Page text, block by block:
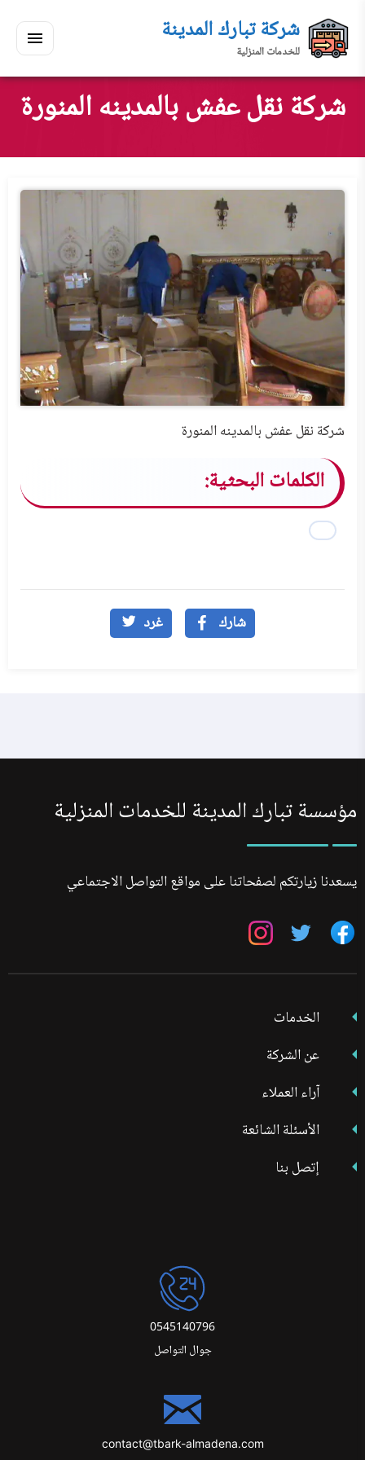
إلى
المحتوى
القائمة
شركة تبارك المدينة
للخدمات المنزلية
ابحث
في
مسكنك
ابحث
شركة نقل عفش بالمدينه المنورة
شركة نقل عفش بالمدينه المنورة
الكلمات البحثية:
شارك غرد
مؤسسة تبارك المدينة للخدمات المنزلية
يسعدنا زيارتكم لصفحاتنا على مواقع التواصل الاجتماعي
تابعنا
فيسبوك
تابعنا
على
تويتر
تابعنا
انستجرام
الخدمات
عن الشركة
آراء العملاء
الأسئلة الشائعة
إتصل بنا
0545140796
جوال التواصل
contact@tbark-almadena.com